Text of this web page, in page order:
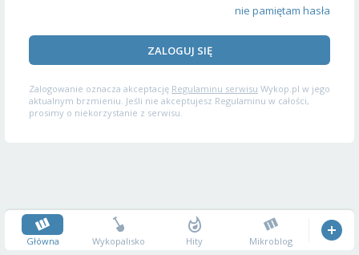
nie pamiętam hasła
ZALOGUJ SIĘ
Zalogowanie oznacza akceptację Regulaminu serwisu Wykop.pl w jego
aktualnym brzmieniu. Jeśli nie akceptujesz Regulaminu w całości,
prosimy o niekorzystanie z serwisu.
Główna Wykopalisko Hity Mikroblog